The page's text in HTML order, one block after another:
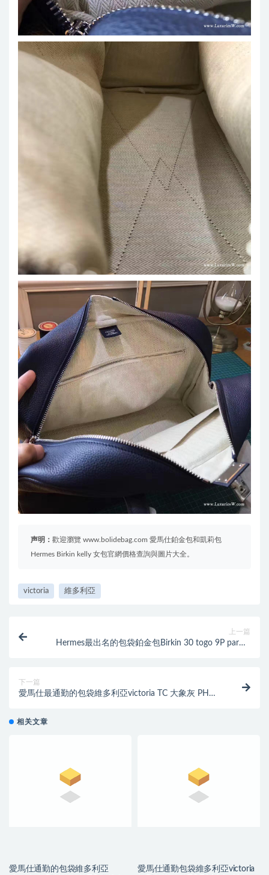
声明： 歡迎瀏覽 www.bolidebag.com 愛馬仕鉑金包和凱莉包
Hermes Birkin kelly 女包官網價格查詢與圖片大全。
victoria 維多利亞
上一篇
Hermes最出名的包袋鉑金包Birkin 30 togo 9P parme
下一篇
愛馬仕最通勤的包袋維多利亞victoria TC 大象灰 PHW
相关文章
愛馬仕通勤的包袋維多利亞
愛馬仕通勤包袋維多利亞victoria